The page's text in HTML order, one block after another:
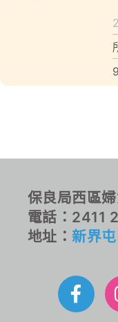
對外聯繫
保良局西區
電話：2411
地址： 新界